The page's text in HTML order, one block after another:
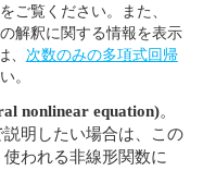
をご覧ください。また、
解釈に関する情報を表示
次数のみの多項式回帰
。
nonlinear equation)。
明したい場合は、この
われる非線形関数に